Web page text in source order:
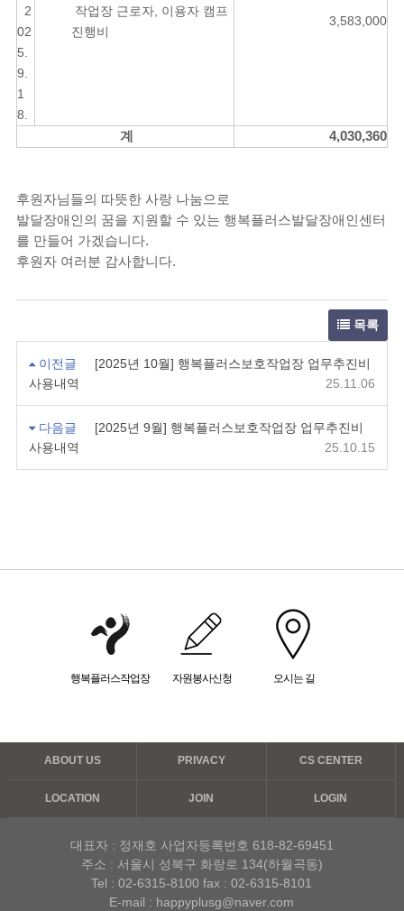
2
02
5.
9.
1
8.
작업장 근로자, 이용자 캠프
진행비
3,583,000
계 4,030,360
후원자님들의 따뜻한 사랑 나눔으로
발달장애인의 꿈을 지원할 수 있는 행복플러스발달장애인센터
를 만들어 가겠습니다.
후원자 여러분 감사합니다.
목록
이전글
[2025년 10월] 행복플러스보호작업장 업무추진비
사용내역
25.11.06
다음글
[2025년 9월] 행복플러스보호작업장 업무추진비
사용내역
25.10.15
행복플러스작업장 자원봉사신청 오시는 길
ABOUT US PRIVACY CS CENTER
LOCATION JOIN LOGIN
대표자 : 정재호 사업자등록번호 618-82-69451
주소 : 서울시 성북구 화랑로 134(하월곡동)
Tel :02-6315-8100 fax : 02-6315-8101
E-mail : happyplusg@naver.com